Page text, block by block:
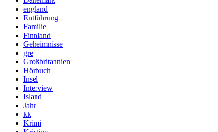
england
Entführung
Familie
Finnland
Geheimnisse
gre
Großbritannien
Hörbuch
Insel
Interview
Island
Jahr
kk
Krimi